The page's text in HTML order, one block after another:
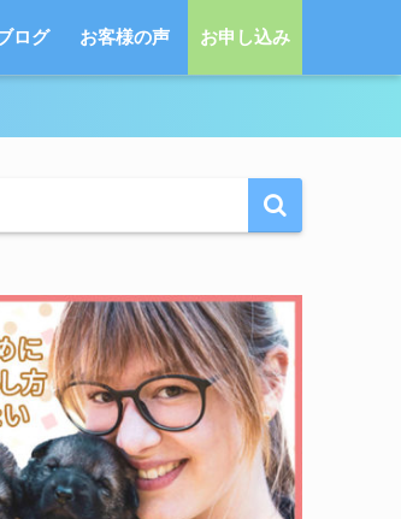
ログ お客様の声 お申し込み